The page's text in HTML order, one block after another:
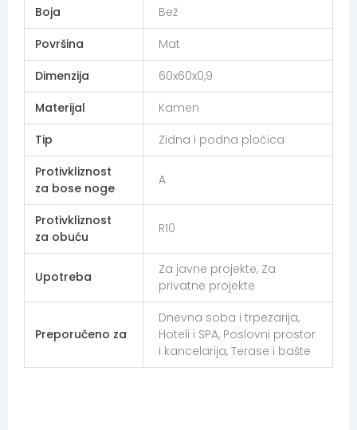
Boja
Bež
Površina
Mat
Dimenzija
60x60x0,9
Materijal
Kamen
Tip
Zidna i podna pločica
Protivkliznost
za bose noge
A
Protivkliznost
za obuću
R10
Upotreba
Za javne projekte, Za
privatne projekte
Preporučeno za
Dnevna soba i trpezarija,
Hoteli i SPA, Poslovni prostor
i kancelarija, Terase i bašte